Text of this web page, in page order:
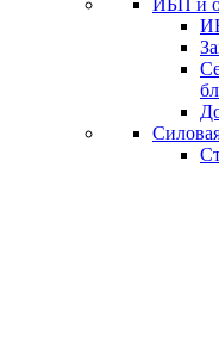
ИБП и